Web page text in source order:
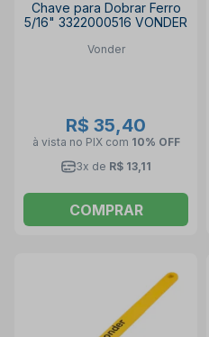
Chave para Dobrar Ferro
5/16" 3322000516 VONDER
Vonder
R$ 35,40
à vista no PIX com 10% OFF
3x de R$ 13,11
COMPRAR